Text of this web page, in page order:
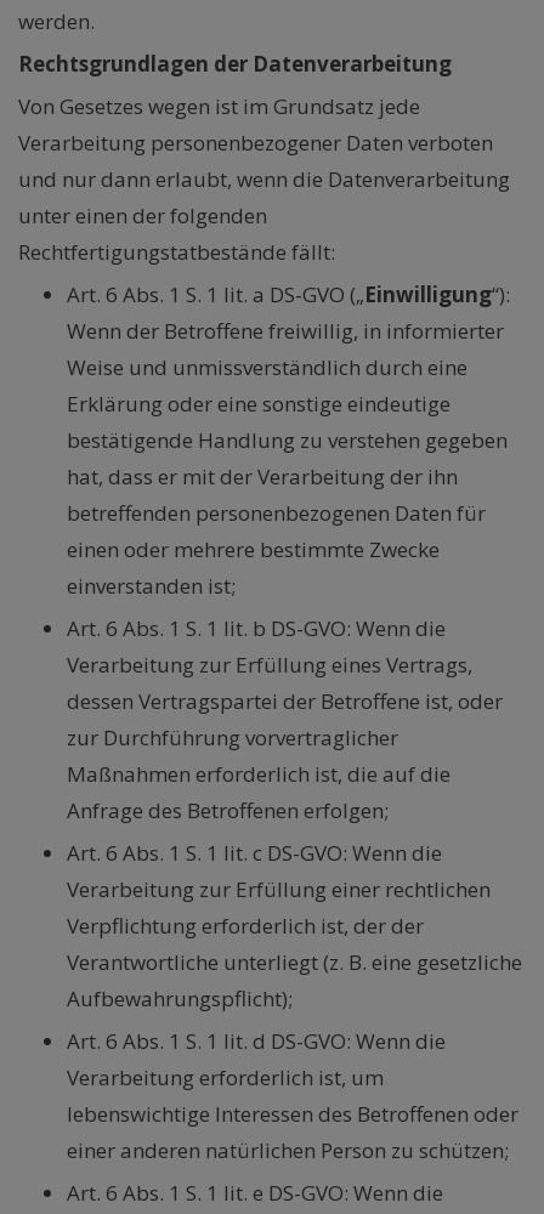
werden.
Rechtsgrundlagen der Datenverarbeitung
Von Gesetzes wegen ist im Grundsatz jede
Verarbeitung personenbezogener Daten verboten
und nur dann erlaubt, wenn die Datenverarbeitung
unter einen der folgenden
Rechtfertigungstatbestände fällt:
Art. 6 Abs. 1 S. 1 lit. a DS-GVO („Einwilligung“):
Wenn der Betroffene freiwillig, in informierter
Weise und unmissverständlich durch eine
Erklärung oder eine sonstige eindeutige
bestätigende Handlung zu verstehen gegeben
hat, dass er mit der Verarbeitung der ihn
betreffenden personenbezogenen Daten für
einen oder mehrere bestimmte Zwecke
einverstanden ist;
Art. 6 Abs. 1 S. 1 lit. b DS-GVO: Wenn die
Verarbeitung zur Erfüllung eines Vertrags,
dessen Vertragspartei der Betroffene ist, oder
zur Durchführung vorvertraglicher
Maßnahmen erforderlich ist, die auf die
Anfrage des Betroffenen erfolgen;
Art. 6 Abs. 1 S. 1 lit. c DS-GVO: Wenn die
Verarbeitung zur Erfüllung einer rechtlichen
Verpflichtung erforderlich ist, der der
Verantwortliche unterliegt (z. B. eine gesetzliche
Aufbewahrungspflicht);
Art. 6 Abs. 1 S. 1 lit. d DS-GVO: Wenn die
Verarbeitung erforderlich ist, um
lebenswichtige Interessen des Betroffenen oder
einer anderen natürlichen Person zu schützen;
Art. 6 Abs. 1 S. 1 lit. e DS-GVO: Wenn die